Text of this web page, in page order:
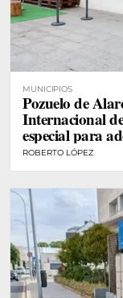
MUNICIPIOS
Pozuelo de
Internacional
especial para
ROBERTO LÓPEZ